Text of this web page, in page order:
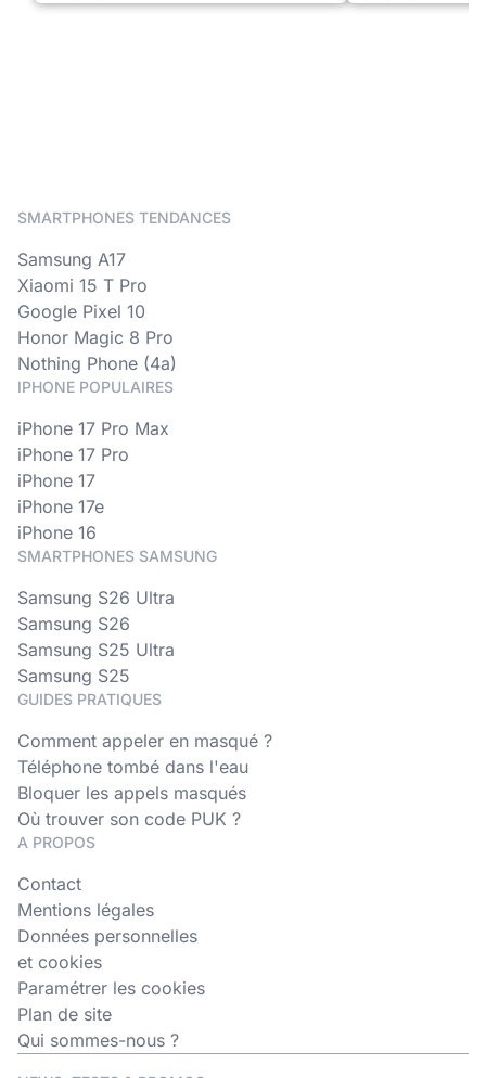
SMARTPHONES TENDANCES
Samsung A17
Xiaomi 15 T Pro
Google Pixel 10
Honor Magic 8 Pro
Nothing Phone (4a)
IPHONE POPULAIRES
iPhone 17 Pro Max
iPhone 17 Pro
iPhone 17
iPhone 17e
iPhone 16
SMARTPHONES SAMSUNG
Samsung S26 Ultra
Samsung S26
Samsung S25 Ultra
Samsung S25
GUIDES PRATIQUES
Comment appeler en masqué ?
Téléphone tombé dans l'eau
Bloquer les appels masqués
Où trouver son code PUK ?
A PROPOS
Contact
Mentions légales
Données personnelles
et cookies
Paramétrer les cookies
Plan de site
Qui sommes-nous ?